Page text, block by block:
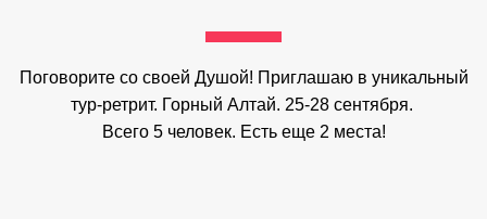
Поговорите со своей Душой! Приглашаю в уникальный
тур-ретрит. Горный Алтай. 25-28 сентября.
Всего 5 человек. Есть еще 2 места!